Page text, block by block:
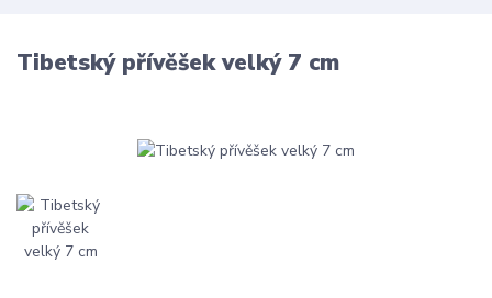
Tibetský přívěšek velký 7 cm